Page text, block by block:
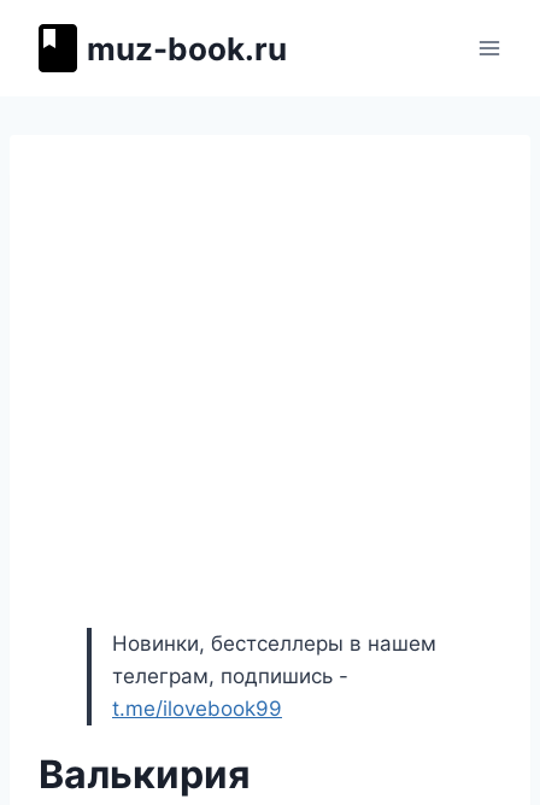
muz-book.ru
Новинки, бестселлеры в нашем
телеграм, подпишись -
t.me/ilovebook99
Валькирия